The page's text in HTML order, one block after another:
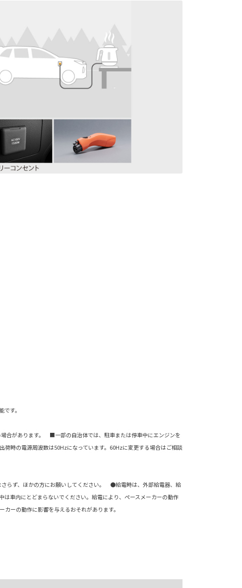
す。
合があります。 ■一部の自治体では、駐車または停車中にエンジンを
時の電源周波数は50Hzになっています。60Hzに変更する場合はご相談
らず、ほかの方にお願いしてください。 ●給電時は、外部給電器、給
車内にとどまらないでください。給電により、ペースメーカーの動作
ーの動作に影響を与えるおそれがあります。